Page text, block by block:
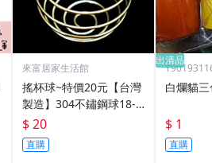
來富居家生活館
搖杯球~特價20元【台灣
製造】304不鏽鋼球18-8
搖搖球 雪克球 攪拌球 鐵
球 彈簧球 可搖健身房蛋
白粉及賀寶芙奶昔
$ 20
直購
出清品
白爛貓
$ 1
直購